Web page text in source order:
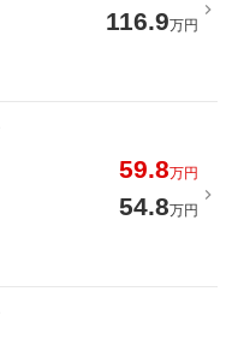
116.9万円
59.8万円
54.8万円